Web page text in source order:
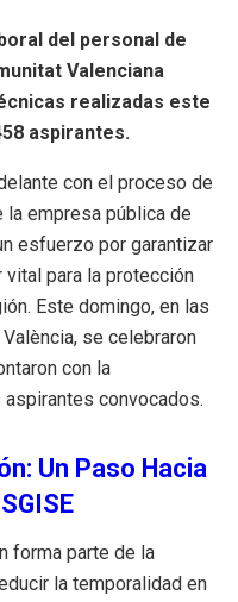
del personal de
Valenciana
realizadas este
aspirantes.
con el proceso de
empresa pública de
esfuerzo por garantizar
para la protección
Este domingo, en las
se celebraron
con la
convocados.
Un Paso Hacia
forma parte de la
la temporalidad en